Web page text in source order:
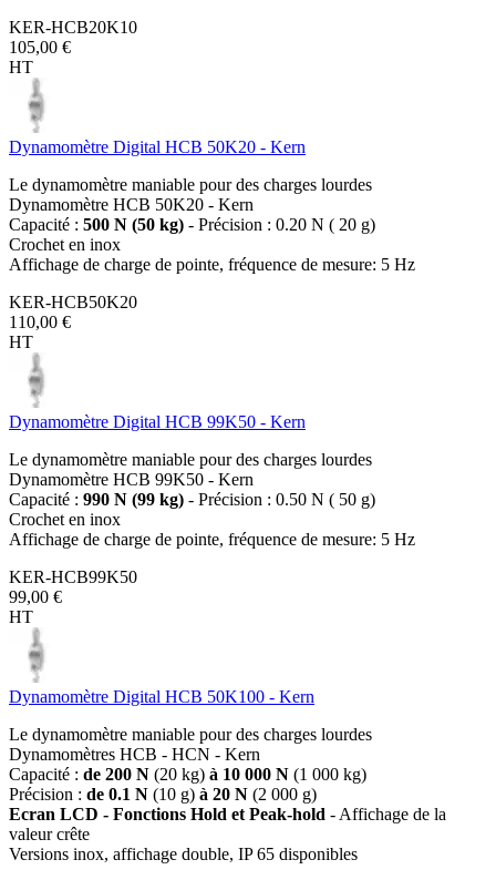
KER-HCB20K10
105,00 €
HT
Dynamomètre Digital HCB 50K20 - Kern
Le dynamomètre maniable pour des charges lourdes
Dynamomètre HCB 50K20 - Kern
Capacité : 500 N (50 kg) - Précision : 0.20 N ( 20 g)
Crochet en inox
Affichage de charge de pointe, fréquence de mesure: 5 Hz
KER-HCB50K20
110,00 €
HT
Dynamomètre Digital HCB 99K50 - Kern
Le dynamomètre maniable pour des charges lourdes
Dynamomètre HCB 99K50 - Kern
Capacité : 990 N (99 kg) - Précision : 0.50 N ( 50 g)
Crochet en inox
Affichage de charge de pointe, fréquence de mesure: 5 Hz
KER-HCB99K50
99,00 €
HT
Dynamomètre Digital HCB 50K100 - Kern
Le dynamomètre maniable pour des charges lourdes
Dynamomètres HCB - HCN - Kern
Capacité : de 200 N (20 kg) à 10 000 N (1 000 kg)
Précision : de 0.1 N (10 g) à 20 N (2 000 g)
Ecran LCD - Fonctions Hold et Peak-hold - Affichage de la
valeur crête
Versions inox, affichage double, IP 65 disponibles